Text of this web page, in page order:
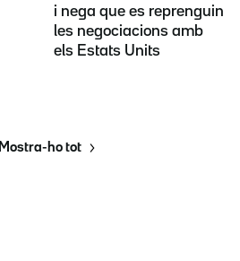
i nega que es reprenguin
les negociacions amb
els Estats Units
Mostra-ho tot